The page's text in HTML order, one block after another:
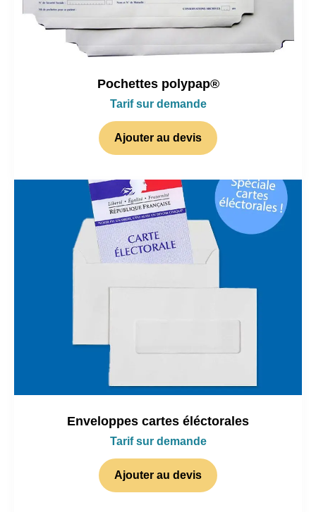
Pochettes polypap®
Tarif sur demande
Ajouter au devis
Enveloppes cartes éléctorales
Tarif sur demande
Ajouter au devis